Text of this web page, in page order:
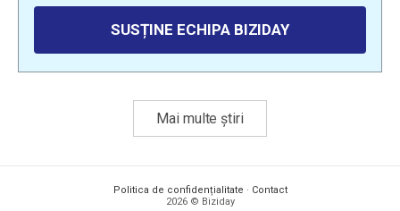
SUSȚINE ECHIPA BIZIDAY
Mai multe știri
Politica de confidențialitate · Contact
2026 © Biziday